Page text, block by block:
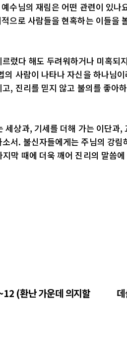
수님의 재림은 어떤 관련이 있나
으로 사람들을 현혹하는 이들을
렀다 해도 두려워하거나 미혹되
의 사람이 나타나 자신을 하나님
, 진리를 믿지 않고 불의를 좋아
세상과, 기세를 더해 가는 이단과
서. 불신자들에게는 주님의 강
막 때에 더욱 깨어 진리의 말씀
(환난 가운데 의지할